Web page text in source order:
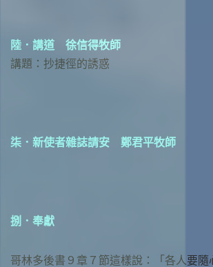
陸．講道 徐信得牧師
講題：抄捷徑的誘惑
柒．新使者雜誌請安 鄭君平牧師
捌．奉獻
哥林多後書９章７節這樣說：「各人要隨